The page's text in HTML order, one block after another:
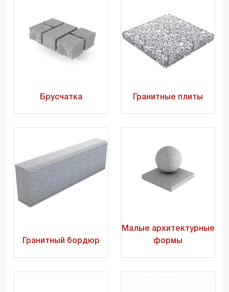
Брусчатка Гранитные плиты
Гранитный бордюр
Малые архитектурные
формы